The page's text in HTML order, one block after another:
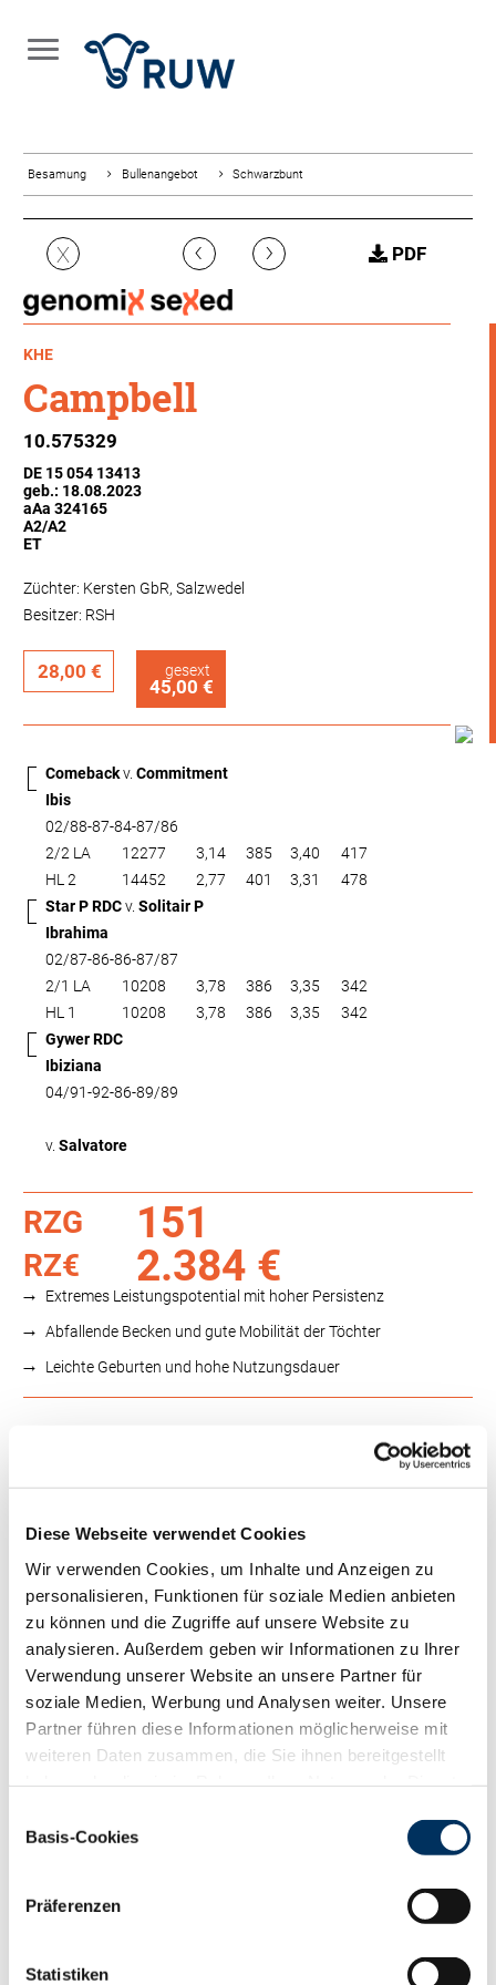
Diese Webseite verwendet Cookies
Wir verwenden Cookies, um Inhalte und Anzeigen zu
personalisieren, Funktionen für soziale Medien anbieten
zu können und die Zugriffe auf unsere Website zu
analysieren. Außerdem geben wir Informationen zu Ihrer
Verwendung unserer Website an unsere Partner für
soziale Medien, Werbung und Analysen weiter. Unsere
Partner führen diese Informationen möglicherweise mit
weiteren Daten zusammen, die Sie ihnen bereitgestellt
Cookies, wenn Sie unsere Webseite weiterhin nutzen.
Basis-Cookies
Präferenzen
Statistiken
Besamung Bullenangebot Schwarzbunt
X ‹ › PDF
KHE
Campbell
10.575329
DE 15 054 13413
geb.: 18.08.2023
aAa 324165
A2/A2
ET
Züchter: Kersten GbR, Salzwedel
Besitzer: RSH
28,00 € gesext
45,00 €
Comebackv. Commitment
Ibis
02/88-87-84-87/86
2/2 LA
12277 3,14 385 3,40
417
HL 2
14452 2,77 401 3,31
478
Star P RDCv. Solitair P
Ibrahima
02/87-86-86-87/87
2/1 LA
10208 3,78 386 3,35
342
HL 1
10208 3,78 386 3,35
342
Gywer RDC
Ibiziana
04/91-92-86-89/89
v. Salvatore
RZG 151
RZ€ 2.384 €
Extremes Leistungspotential mit hoher Persistenz
Abfallende Becken und gute Mobilität der Töchter
Leichte Geburten und hohe Nutzungsdauer
RZS
RZKm
Gesundheit
88 100 112 124
RZGesund
Euterfit
RZRepro
112
111
94
Produktion